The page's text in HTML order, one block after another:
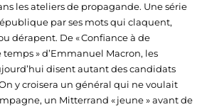
les ateliers de propagande. Une série
par ses mots qui claquent,
dérapent. De « Confiance à de
temps »d’Emmanuel Macron, les
disent autantdes candidats
y croisera un général qui ne voulait
un Mitterrand « jeune » avant de